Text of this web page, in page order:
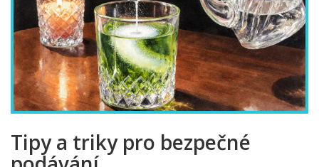
Tipy a triky pro bezpečné